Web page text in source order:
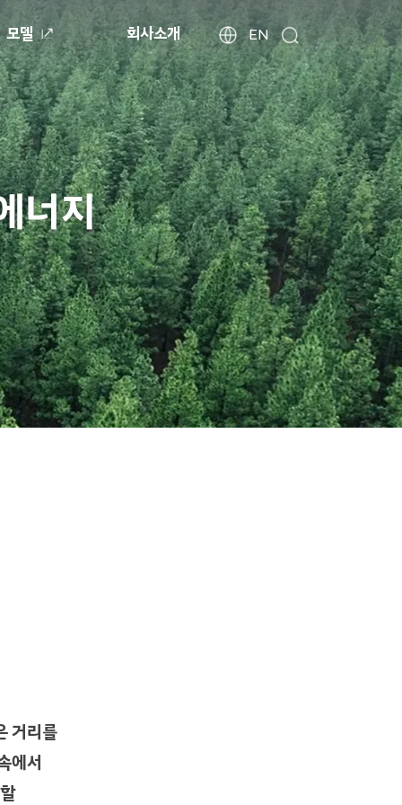
현
대
자
동
차
월
드
와
이
드
글
로
벌
네
비
게
모델 회사소개
해
외
법
인
사
이
트
찾
기
EN
검
색
거리를
에서